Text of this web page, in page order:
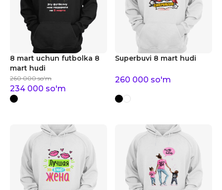
8 mart uchun futbolka 8
mart hudi
260 000 so'm
234 000 so'm
Superbuvi 8 mart hudi
260 000 so'm